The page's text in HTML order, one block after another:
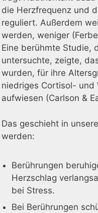
die Herzfrequenz und
reguliert. Außerdem
werden, weniger
Eine berühmte Studie,
untersuchte, zeigte,
wurden, für ihre
niedriges Cortisol- und
aufwiesen (Carlson &
Das geschieht in
werden:
Berührungen
Herzschlag
bei Stress.
Bei Berührungen